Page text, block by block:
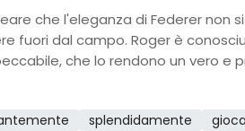
che l'eleganza di Federer non
fuori dal campo. Roger è
che lo rendono un vero e
splendidamente